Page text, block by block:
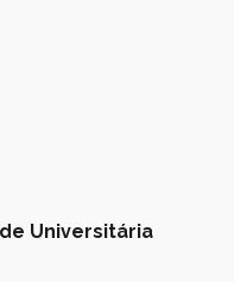
Universitária